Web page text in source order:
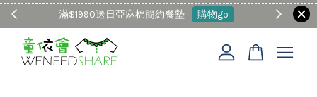
滿$1990送日亞麻棉簡約餐墊 購物go 童裝
您的購物車目前還是空的。